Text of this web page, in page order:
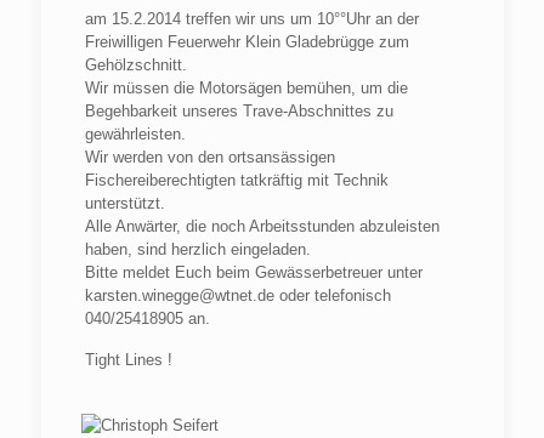
am 15.2.2014 treffen wir uns um 10°°Uhr an der
Freiwilligen Feuerwehr Klein Gladebrügge zum
Gehölzschnitt.
Wir müssen die Motorsägen bemühen, um die
Begehbarkeit unseres Trave-Abschnittes zu
gewährleisten.
Wir werden von den ortsansässigen
Fischereiberechtigten tatkräftig mit Technik
unterstützt.
Alle Anwärter, die noch Arbeitsstunden abzuleisten
haben, sind herzlich eingeladen.
Bitte meldet Euch beim Gewässerbetreuer unter
karsten.winegge@wtnet.de oder telefonisch
040/25418905 an.
Tight Lines !